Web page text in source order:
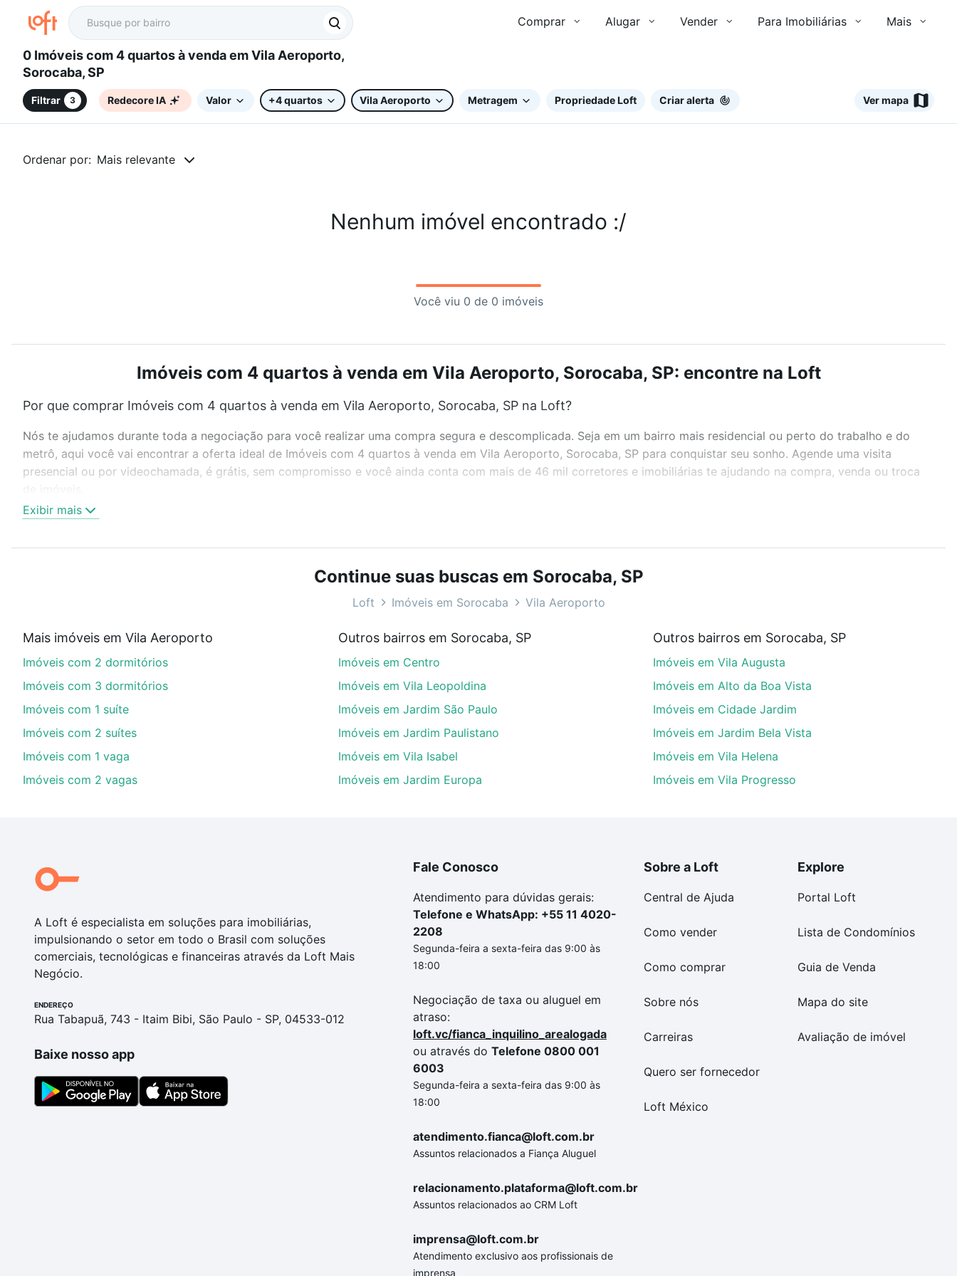
Comprar Alugar Vender Para Imobiliárias Mais
0 Imóveis com 4 quartos à venda em Vila Aeroporto,
Sorocaba, SP
Filtrar 3 Redecore IA Valor +4 quartos Vila Aeroporto Metragem Propriedade Loft Criar alerta Ver mapa
Ordenar por: Mais relevante
Nenhum imóvel encontrado :/
Você viu 0 de 0 imóveis
Imóveis com 4 quartos à venda em Vila Aeroporto, Sorocaba, SP: encontre na Loft
Por que comprar Imóveis com 4 quartos à venda em Vila Aeroporto, Sorocaba, SP na Loft?
Nós te ajudamos durante toda a negociação para você realizar uma compra segura e descomplicada. Seja em um bairro mais residencial ou perto do trabalho e do
metrô, aqui você vai encontrar a oferta ideal de Imóveis com 4 quartos à venda em Vila Aeroporto, Sorocaba, SP para conquistar seu sonho. Agende uma visita
presencial ou por videochamada, é grátis, sem compromisso e você ainda conta com mais de 46 mil corretores e imobiliárias te ajudando na compra, venda ou troca
Como escolher um imóvel?
Use barra de busca no topo para pesquisar por ruas, bairros e até condomínios favoritos. Você também pode usar os filtros como quantidade de quartos, suítes, com
ou sem vaga de garagem para combinar perfeitamente com o preço, metragem e comodidades, como piscina, academia, salão de festas ou área verde e encontrar
Imóveis com 4 quartos à venda em Vila Aeroporto, Sorocaba, SP ideal para você na Loft.
Aqui na Loft temos a oferta ideal para você, com Imóveis com 4 quartos à venda em Vila Aeroporto, Sorocaba, SP que custam a partir de R$ 0 e com nossas opções
de financiamento imobiliário as parcelas podem se adequar ao seu orçamento. Se ainda tem alguma dúvida dos custos envolvidos no processo de compra, veja em
nosso portal quanto custa comprar um apartamento
e conte com a gente para comprar o imóvel dos seus sonhos com segurança e conforto. Loft, com você até as
Exibir mais
Continue suas buscas em Sorocaba, SP
Loft Imóveis em Sorocaba Vila Aeroporto
Mais imóveis em Vila Aeroporto
Imóveis com 2 dormitórios
Imóveis com 3 dormitórios
Imóveis com 1 suíte
Imóveis com 2 suítes
Imóveis com 1 vaga
Imóveis com 2 vagas
Outros bairros em Sorocaba, SP
Imóveis em Centro
Imóveis em Vila Leopoldina
Imóveis em Jardim São Paulo
Imóveis em Jardim Paulistano
Imóveis em Vila Isabel
Imóveis em Jardim Europa
Outros bairros em Sorocaba, SP
Imóveis em Vila Augusta
Imóveis em Alto da Boa Vista
Imóveis em Cidade Jardim
Imóveis em Jardim Bela Vista
Imóveis em Vila Helena
Imóveis em Vila Progresso
A Loft é especialista em soluções para imobiliárias,
impulsionando o setor em todo o Brasil com soluções
comerciais, tecnológicas e financeiras através da Loft Mais
Negócio.
ENDEREÇO
Rua Tabapuã, 743 - Itaim Bibi, São Paulo - SP, 04533-012
Baixe nosso app
Fale Conosco
Atendimento para dúvidas gerais:
Telefone e WhatsApp: +55 11 4020-
2208
Segunda-feira a sexta-feira das 9:00 às
18:00
Negociação de taxa ou aluguel em
atraso:
loft.vc/fianca_inquilino_arealogada
ou através do Telefone 0800 001
6003
Segunda-feira a sexta-feira das 9:00 às
18:00
atendimento.fianca@loft.com.br
Assuntos relacionados a Fiança Aluguel
relacionamento.plataforma@loft.com.br
Assuntos relacionados ao CRM Loft
imprensa@loft.com.br
Atendimento exclusivo aos profissionais de
imprensa
Sobre a Loft
Central de Ajuda
Como vender
Como comprar
Sobre nós
Carreiras
Quero ser fornecedor
Loft México
Explore
Portal Loft
Lista de Condomínios
Guia de Venda
Mapa do site
Avaliação de imóvel